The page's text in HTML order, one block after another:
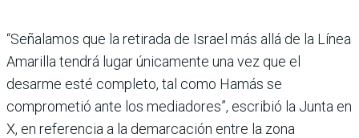
“Señalamos que la retirada de Israel más allá de la Línea
Amarilla tendrá lugar únicamente una vez que el
desarme esté completo, tal como Hamás se
comprometió ante los mediadores”, escribió la Junta en
X, en referencia a la demarcación entre la zona